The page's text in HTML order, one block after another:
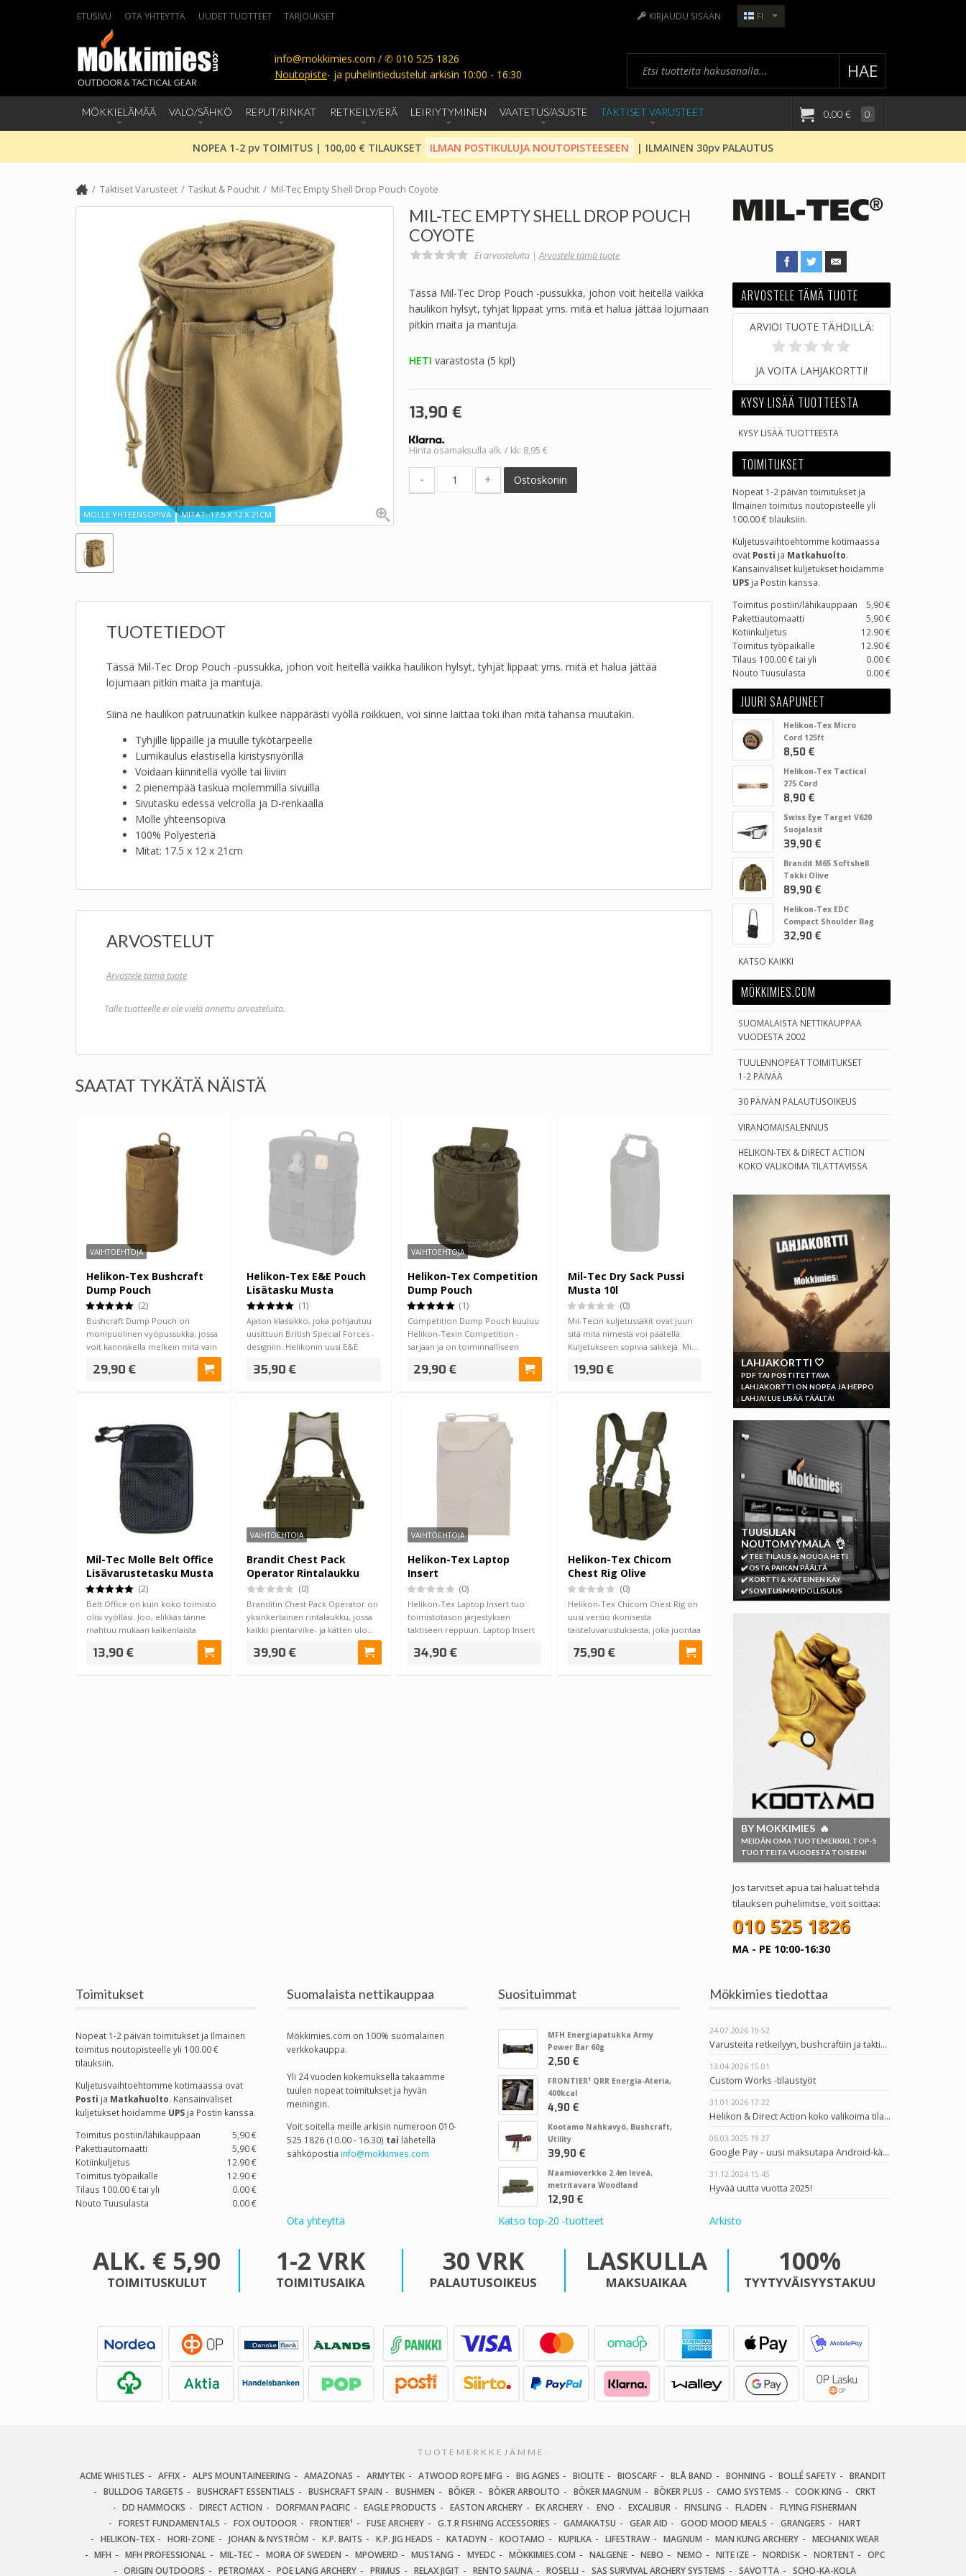
ETUSIVU OTA YHTEYTTÄ UUDET TUOTTEET TARJOUKSET KIRJAUDU SISÄÄN
info@mokkimies.com / ✆ 010 525 1826
Noutopiste- ja puhelintiedustelut arkisin 10:00 - 16:30 HAE
FI
MÖKKIELÄMÄÄ VALO/SÄHKÖ REPUT/RINKAT RETKEILY/ERÄ LEIRIYTYMINEN VAATETUS/ASUSTE TAKTISET VARUSTEET 0,00 € 0
NOPEA 1-2 pv TOIMITUS | 100,00 € TILAUKSET ILMAN POSTIKULUJA NOUTOPISTEESEEN | ILMAINEN 30pv PALAUTUS
Taktiset Varusteet Taskut & Pouchit Mil-Tec Empty Shell Drop Pouch Coyote
MIL-TEC EMPTY SHELL DROP POUCH
COYOTE
Ei arvosteluita |Arvostele tämä tuote
MOLLE YHTEENSOPIVA MITAT: 17.5 X 12 X 21CM
Tässä Mil-Tec Drop Pouch -pussukka, johon voit heitellä vaikka
haulikon hylsyt, tyhjät lippaat yms. mitä et halua jättää lojumaan
pitkin maita ja mantuja.
HETI varastosta (5 kpl)
13,90 €
Hinta osamaksulla alk. / kk: 8,95 €
- + Ostoskoriin
TUOTETIEDOT
Tässä Mil-Tec Drop Pouch -pussukka, johon voit heitellä vaikka haulikon hylsyt, tyhjät lippaat yms. mitä et halua jättää
lojumaan pitkin maita ja mantuja.
Siinä ne haulikon patruunatkin kulkee näppärästi vyöllä roikkuen, voi sinne laittaa toki ihan mitä tahansa muutakin.
Tyhjille lippaille ja muulle tykötarpeelle
Lumikaulus elastisella kiristysnyörillä
Voidaan kiinnitellä vyölle tai liiviin
2 pienempää taskua molemmilla sivuilla
Sivutasku edessä velcrolla ja D-renkaalla
Molle yhteensopiva
100% Polyesteriä
Mitat: 17.5 x 12 x 21cm
ARVOSTELUT
Arvostele tämä tuote
Tälle tuotteelle ei ole vielä annettu arvosteluita.
SAATAT TYKÄTÄ NÄISTÄ
VAIHTOEHTOJA
Helikon-Tex Bushcraft
Dump Pouch
(2)
Bushcraft Dump Pouch on
monipuolinen vyöpussukka, jossa
voit kanniskella melkein mitä vain
29,90 €
Helikon-Tex E&E Pouch
Lisätasku Musta
(1)
Ajaton klassikko, joka pohjautuu
uusittuun British Special Forces -
designiin. Helikonin uusi E&E
35,90 €
VAIHTOEHTOJA
Helikon-Tex Competition
Dump Pouch
(1)
Competition Dump Pouch kuuluu
Helikon-Texin Competition -
sarjaan ja on toiminnalliseen
29,90 €
Mil-Tec Dry Sack Pussi
Musta 10l
(0)
Mil-Tecin kuljetussäkit ovat juuri
sitä mitä nimestä voi päätellä.
Kuljetukseen sopivia säkkejä. Mi…
19,90 €
Mil-Tec Molle Belt Office
Lisävarustetasku Musta
(2)
Belt Office on kuin koko toimisto
olisi vyölläsi. Joo, elikkäs tänne
mahtuu mukaan kaikenlaista
13,90 €
VAIHTOEHTOJA
Brandit Chest Pack
Operator Rintalaukku
(0)
Branditin Chest Pack Operator on
yksinkertainen rintalaukku, jossa
kaikki pientarvike- ja kätten ulo…
39,90 €
VAIHTOEHTOJA
Helikon-Tex Laptop
Insert
(0)
Helikon-Tex Laptop Insert tuo
toimistotason järjestyksen
taktiseen reppuun. Laptop Insert
34,90 €
Helikon-Tex Chicom
Chest Rig Olive
(0)
Helikon-Tex Chicom Chest Rig on
uusi versio ikonisesta
taisteluvarustuksesta, joka juontaa
75,90 €
ARVOSTELE TÄMÄ TUOTE
ARVIOI TUOTE TÄHDILLÄ:
JA VOITA LAHJAKORTTI!
KYSY LISÄÄ TUOTTEESTA
KYSY LISÄÄ TUOTTEESTA
TOIMITUKSET
Nopeat 1-2 päivän toimitukset ja
Ilmainen toimitus noutopisteelle yli
100.00 € tilauksiin.
Kuljetusvaihtoehtomme kotimaassa
ovat Posti ja Matkahuolto.
Kansainväliset kuljetukset hoidamme
UPS ja Postin kanssa.
Toimitus postiin/lähikauppaan
5,90 €
Pakettiautomaatti
5,90 €
Kotiinkuljetus
12.90 €
Toimitus työpaikalle
12.90 €
Tilaus 100.00 € tai yli
0.00 €
Nouto Tuusulasta
0.00 €
JUURI SAAPUNEET
Helikon-Tex Micro
Cord 125ft
8,50 €
Helikon-Tex Tactical
275 Cord
8,90 €
Swiss Eye Target V620
Suojalasit
39,90 €
Brandit M65 Softshell
Takki Olive
89,90 €
Helikon-Tex EDC
Compact Shoulder Bag
32,90 €
KATSO KAIKKI
MÖKKIMIES.COM
SUOMALAISTA NETTIKAUPPAA
VUODESTA 2002
TUULENNOPEAT TOIMITUKSET
1-2 PÄIVÄÄ
30 PÄIVÄN PALAUTUSOIKEUS
VIRANOMAISALENNUS
HELIKON-TEX & DIRECT ACTION
KOKO VALIKOIMA TILATTAVISSA
LAHJAKORTTI 🤍
PDF TAI POSTITETTAVA
LAHJAKORTTI ON NOPEA JA HEPPO
LAHJA! LUE LISÄÄ TÄÄLTÄ!
TUUSULAN
NOUTOMYYMÄLÄ 👌
✔️ TEE TILAUS & NOUDA HETI
✔️ OSTA PAIKAN PÄÄLTÄ
✔️ KORTTI & KÄTEINEN KÄY
✔️ SOVITUSMAHDOLLISUUS
BY MOKKIMIES 🔥
MEIDÄN OMA TUOTEMERKKI, TOP-5
TUOTTEITA VUODESTA TOISEEN!
Jos tarvitset apua tai haluat tehdä
tilauksen puhelimitse, voit soittaa:
010 525 1826
MA - PE 10:00-16:30
Toimitukset
Nopeat 1-2 päivän toimitukset ja Ilmainen
toimitus noutopisteelle yli 100.00 €
tilauksiin.
Kuljetusvaihtoehtomme kotimaassa ovat
Posti ja Matkahuolto. Kansainväliset
kuljetukset hoidamme UPS ja Postin kanssa.
Toimitus postiin/lähikauppaan
5,90 €
Pakettiautomaatti
5,90 €
Kotiinkuljetus
12.90 €
Toimitus työpaikalle
12.90 €
Tilaus 100.00 € tai yli
0.00 €
Nouto Tuusulasta
0.00 €
Suomalaista nettikauppaa
Mökkimies.com on 100% suomalainen
verkkokauppa.
Yli 24 vuoden kokemuksella takaamme
tuulen nopeat toimitukset ja hyvän
meiningin.
Voit soitella meille arkisin numeroon 010-
525 1826 (10.00 - 16.30) tai lähetellä
sähköpostia info@mokkimies.com
Ota yhteyttä
Suosituimmat
MFH Energiapatukka Army
Power Bar 60g
2,50 €
FRONTIER¹ QRR Energia-Ateria,
400kcal
4,90 €
Kootamo Nahkavyö, Bushcraft,
Utility
39,90 €
Naamioverkko 2.4m leveä,
metritavara Woodland
12,90 €
Katso top-20 -tuotteet
Mökkimies tiedottaa
24.07.2026 19.52
Varusteita retkeilyyn, bushcraftiin ja taktiseen käyttöön
13.04.2026 15.01
Custom Works -tilaustyöt
31.01.2026 17.22
Helikon & Direct Action koko valikoima tilattavissa
06.03.2025 19.27
Google Pay – uusi maksutapa Android-käyttäjille
31.12.2024 15.45
Hyvää uutta vuotta 2025!
Arkisto
ALK. € 5,90
TOIMITUSKULUT
1-2 VRK
TOIMITUSAIKA
30 VRK
PALAUTUSOIKEUS
LASKULLA
MAKSUAIKAA
100%
TYYTYVÄISYYSTAKUU
TUOTEMERKKEJÄMME:
ACME WHISTLES AFFIX ALPS MOUNTAINEERING AMAZONAS ARMYTEK ATWOOD ROPE MFG BIG AGNES BIOLITE BIOSCARF BLÅ BAND BOHNING BOLLÉ SAFETY
BRANDIT
BULLDOG TARGETS
BUSHCRAFT ESSENTIALS BUSHCRAFT SPAIN BUSHMEN BÖKER BÖKER ARBOLITO BÖKER MAGNUM BÖKER PLUS CAMO SYSTEMS COOK KING
CRKT
DD HAMMOCKS
DIRECT ACTION DORFMAN PACIFIC EAGLE PRODUCTS EASTON ARCHERY EK ARCHERY ENO EXCALIBUR FINSLING FLADEN
FLYING FISHERMAN
FOREST FUNDAMENTALS
FOX OUTDOOR FRONTIER¹ FUSE ARCHERY G.T.R FISHING ACCESSORIES GAMAKATSU GEAR AID GOOD MOOD MEALS GRANGERS
HART
HELIKON-TEX
HORI-ZONE JOHAN & NYSTRÖM K.P. BAITS K.P. JIG HEADS KATADYN KOOTAMO KUPILKA LIFESTRAW MAGNUM MAN KUNG ARCHERY
MECHANIX WEAR
MFH
MFH PROFESSIONAL MIL-TEC MORA OF SWEDEN MPOWERD MUSTANG MYEDC MÖKKIMIES.COM NALGENE NEBO NEMO NITE IZE NORDISK NORTENT
OPC
ORIGIN OUTDOORS
PETROMAX POE LANG ARCHERY PRIMUS RELAX JIGIT RENTO SAUNA ROSELLI SAS SURVIVAL ARCHERY SYSTEMS SAVOTTA SCHO-KA-KOLA